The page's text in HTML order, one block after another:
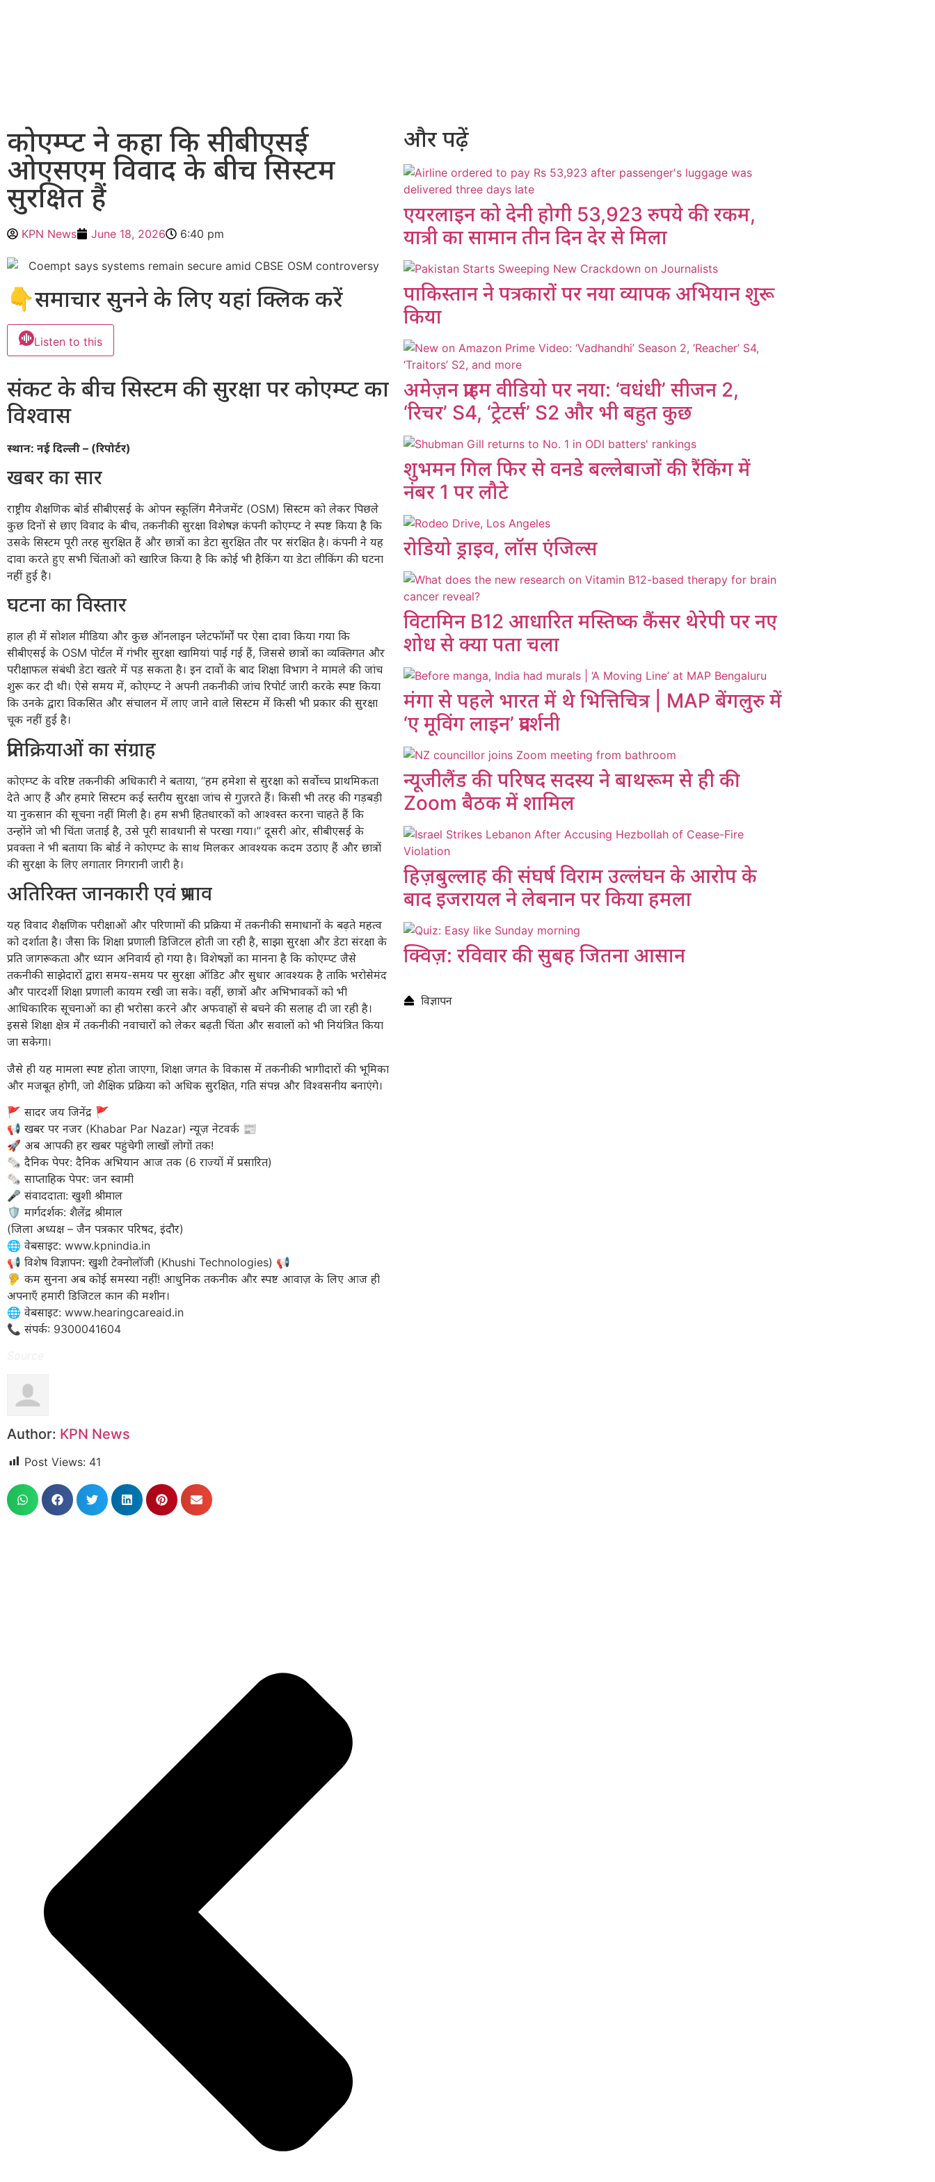
कोएम्प्ट ने कहा कि सीबीएसई
ओएसएम विवाद के बीच सिस्टम
सुरक्षित हैं
KPN News June 18, 2026 6:40 pm
👇समाचार सुनने के लिए यहां क्लिक करें
Listen to this
संकट के बीच सिस्टम की सुरक्षा पर कोएम्प्ट का
विश्वास
स्थान: नई दिल्ली – (रिपोर्टर)
खबर का सार
राष्ट्रीय शैक्षणिक बोर्ड सीबीएसई के ओपन स्कूलिंग मैनेजमेंट (OSM) सिस्टम को लेकर पिछले
कुछ दिनों से छाए विवाद के बीच, तकनीकी सुरक्षा विशेषज्ञ कंपनी कोएम्प्ट ने स्पष्ट किया है कि
उसके सिस्टम पूरी तरह सुरक्षित हैं और छात्रों का डेटा सुरक्षित तौर पर संरक्षित है। कंपनी ने यह
दावा करते हुए सभी चिंताओं को खारिज किया है कि कोई भी हैकिंग या डेटा लीकिंग की घटना
नहीं हुई है।
घटना का विस्तार
हाल ही में सोशल मीडिया और कुछ ऑनलाइन प्लेटफॉर्मों पर ऐसा दावा किया गया कि
सीबीएसई के OSM पोर्टल में गंभीर सुरक्षा खामियां पाई गई हैं, जिससे छात्रों का व्यक्तिगत और
परीक्षाफल संबंधी डेटा खतरे में पड़ सकता है। इन दावों के बाद शिक्षा विभाग ने मामले की जांच
शुरू कर दी थी। ऐसे समय में, कोएम्प्ट ने अपनी तकनीकी जांच रिपोर्ट जारी करके स्पष्ट किया
कि उनके द्वारा विकसित और संचालन में लाए जाने वाले सिस्टम में किसी भी प्रकार की सुरक्षा
चूक नहीं हुई है।
प्रतिक्रियाओं का संग्राह
कोएम्प्ट के वरिष्ठ तकनीकी अधिकारी ने बताया, “हम हमेशा से सुरक्षा को सर्वोच्च प्राथमिकता
देते आए हैं और हमारे सिस्टम कई स्तरीय सुरक्षा जांच से गुज़रते हैं। किसी भी तरह की गड़बड़ी
या नुकसान की सूचना नहीं मिली है। हम सभी हितधारकों को आश्वस्त करना चाहते हैं कि
उन्होंने जो भी चिंता जताई है, उसे पूरी सावधानी से परखा गया।” दूसरी ओर, सीबीएसई के
प्रवक्ता ने भी बताया कि बोर्ड ने कोएम्प्ट के साथ मिलकर आवश्यक कदम उठाए हैं और छात्रों
की सुरक्षा के लिए लगातार निगरानी जारी है।
अतिरिक्त जानकारी एवं प्रभाव
यह विवाद शैक्षणिक परीक्षाओं और परिणामों की प्रक्रिया में तकनीकी समाधानों के बढ़ते महत्व
को दर्शाता है। जैसा कि शिक्षा प्रणाली डिजिटल होती जा रही है, साझा सुरक्षा और डेटा संरक्षा के
प्रति जागरूकता और ध्यान अनिवार्य हो गया है। विशेषज्ञों का मानना है कि कोएम्प्ट जैसे
तकनीकी साझेदारों द्वारा समय-समय पर सुरक्षा ऑडिट और सुधार आवश्यक है ताकि भरोसेमंद
और पारदर्शी शिक्षा प्रणाली कायम रखी जा सके। वहीं, छात्रों और अभिभावकों को भी
आधिकारिक सूचनाओं का ही भरोसा करने और अफवाहों से बचने की सलाह दी जा रही है।
इससे शिक्षा क्षेत्र में तकनीकी नवाचारों को लेकर बढ़ती चिंता और सवालों को भी नियंत्रित किया
जा सकेगा।
जैसे ही यह मामला स्पष्ट होता जाएगा, शिक्षा जगत के विकास में तकनीकी भागीदारों की भूमिका
और मजबूत होगी, जो शैक्षिक प्रक्रिया को अधिक सुरक्षित, गति संपन्न और विश्वसनीय बनाएंगे।
​🚩 सादर जय जिनेंद्र 🚩
​📢 खबर पर नजर (Khabar Par Nazar) न्यूज़ नेटवर्क 📰
🚀 अब आपकी हर खबर पहुंचेगी लाखों लोगों तक!
​🗞️ दैनिक पेपर: दैनिक अभियान आज तक (6 राज्यों में प्रसारित)
🗞️ साप्ताहिक पेपर: जन स्वामी
​🎤 संवाददाता: खुशी श्रीमाल
🛡️ मार्गदर्शक: शैलेंद्र श्रीमाल
(जिला अध्यक्ष – जैन पत्रकार परिषद, इंदौर)
​🌐 वेबसाइट: www.kpnindia.in
​📢 विशेष विज्ञापन: खुशी टेक्नोलॉजी (Khushi Technologies) 📢
🦻 कम सुनना अब कोई समस्या नहीं! आधुनिक तकनीक और स्पष्ट आवाज़ के लिए आज ही
अपनाएँ हमारी डिजिटल कान की मशीन।
​🌐 वेबसाइट: www.hearingcareaid.in
📞 संपर्क: 9300041604
Author: KPN News
Post Views: 41
और पढ़ें
एयरलाइन को देनी होगी 53,923 रुपये की रकम,
यात्री का सामान तीन दिन देर से मिला
पाकिस्तान ने पत्रकारों पर नया व्यापक अभियान शुरू
किया
अमेज़न प्राइम वीडियो पर नया: ‘वधंधी’ सीजन 2,
‘रिचर’ S4, ‘ट्रेटर्स’ S2 और भी बहुत कुछ
शुभमन गिल फिर से वनडे बल्लेबाजों की रैंकिंग में
नंबर 1 पर लौटे
रोडियो ड्राइव, लॉस एंजिल्स
विटामिन B12 आधारित मस्तिष्क कैंसर थेरेपी पर नए
शोध से क्या पता चला
मंगा से पहले भारत में थे भित्तिचित्र | MAP बेंगलुरु में
‘ए मूविंग लाइन’ प्रदर्शनी
न्यूजीलैंड की परिषद सदस्य ने बाथरूम से ही की
Zoom बैठक में शामिल
हिज़बुल्लाह की संघर्ष विराम उल्लंघन के आरोप के
बाद इजरायल ने लेबनान पर किया हमला
क्विज़: रविवार की सुबह जितना आसान
विज्ञापन